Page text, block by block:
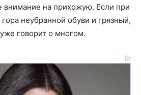
внимание на прихожую. Если при
неубранной обуви и грязный,
говорит о многом.